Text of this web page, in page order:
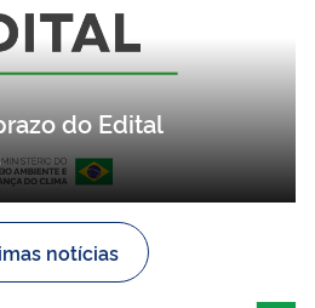
do Edital
notícias